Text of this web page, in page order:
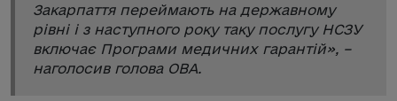
Закарпаття переймають на державному
рівні і з наступного року таку послугу НСЗУ
включає Програми медичних гарантій», –
наголосив голова ОВА.